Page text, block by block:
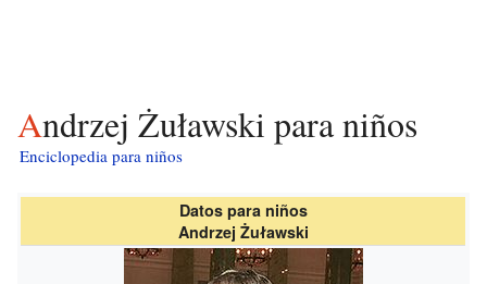
Andrzej Żuławski para niños
Enciclopedia para niños
Datos para niños
Andrzej Żuławski